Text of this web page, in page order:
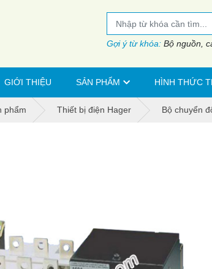
Gợi ý từ khóa: Bộ nguồn,
GIỚI THIỆU SẢN PHẨM HÌNH THỨC
phẩm Thiết bị điện Hager Bộ chuyển